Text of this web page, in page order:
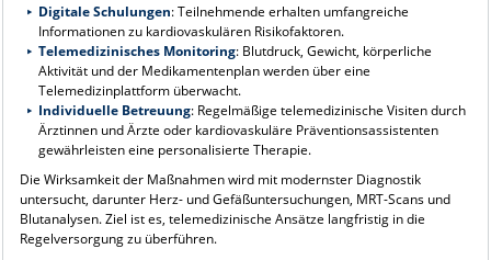
Digitale Schulungen: Teilnehmende erhalten umfangreiche
Informationen zu kardiovaskulären Risikofaktoren.
Telemedizinisches Monitoring: Blutdruck, Gewicht, körperliche
Aktivität und der Medikamentenplan werden über eine
Telemedizinplattform überwacht.
Individuelle Betreuung: Regelmäßige telemedizinische Visiten durch
Ärztinnen und Ärzte oder kardiovaskuläre Präventionsassistenten
gewährleisten eine personalisierte Therapie.
Die Wirksamkeit der Maßnahmen wird mit modernster Diagnostik
untersucht, darunter Herz- und Gefäßuntersuchungen, MRT-Scans und
Blutanalysen. Ziel ist es, telemedizinische Ansätze langfristig in die
Regelversorgung zu überführen.